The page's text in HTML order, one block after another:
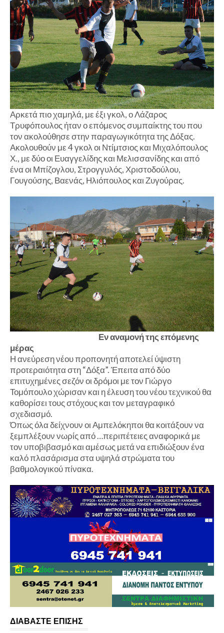
Αρκετά πιο χαμηλά, με έξι γκολ, ο Λάζαρος
Τρυφόπουλος ήταν ο επόμενος συμπαίκτης του που
τον ακολούθησε στην παραγωγικότητα της Δόξας.
Ακολουθούν με 4 γκολ οι Ντίμτσιος και Μιχαλόπουλος
Χ., με δύο οι Ευαγγελίδης και Μελισσανίδης και από
ένα οι Μπίζογλου, Στρογγυλός, Χριστοδούλου,
Γουγούσης, Βαενάς, Ηλιόπουλος και Ζυγούρας.
Εν αναμονή της επόμενης
μέρας
Η ανεύρεση νέου προπονητή αποτελεί ύψιστη
προτεραιότητα στη “Δόξα”. Έπειτα από δύο
επιτυχημένες σεζόν οι δρόμοι με τον Γιώργο
Τομόπουλο χώρισαν και η έλευση του νέου τεχνικού θα
καθορίσει τους στόχους και τον μεταγραφικό
σχεδιασμό.
Όπως όλα δείχνουν οι Αμπελόκηποι θα κοιτάξουν να
ξεμπλέξουν νωρίς από …περιπέτειες αναφορικά με
τον υποβιβασμό και αμέσως μετά να επιδιώξουν ένα
καλό πλασάρισμα στα υψηλά στρώματα του
βαθμολογικού πίνακα.
ΔΙΑΒΑΣΤΕ ΕΠΙΣΗΣ